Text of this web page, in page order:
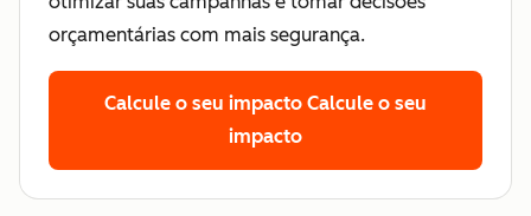
orçamentárias com mais segurança.
Calcule o seu impacto Calcule o seu
impacto